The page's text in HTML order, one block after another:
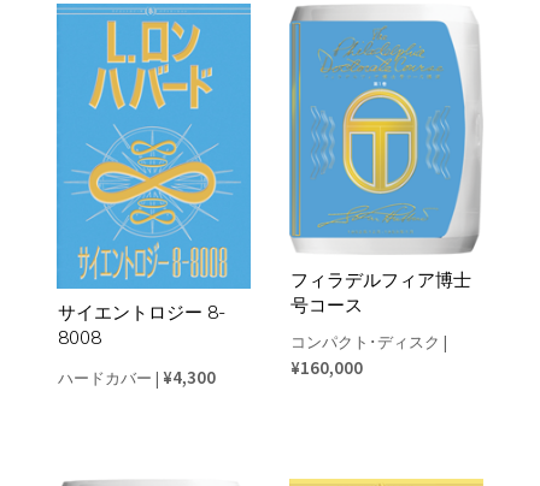
サイエントロジー 8-
8008
ハードカバー | ¥4,300
フィラデルフィア博士
号コース
コンパクト･ディスク |
¥160,000